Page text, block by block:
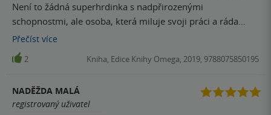
Není to žádná superhrdinka s nadpřirozenými
schopnostmi, ale osoba, která miluje svoji práci a ráda
pomáhá všem lidem kolem sebe. Působí opravdu velmi
skutečně a přirozeně. Vyšetřování případu se prolíná s
kapitolami, kdy sledujeme jednání a příběh vraha. Takto
nejsou nedořešené. Tento díl byl nejdelší a možná proto mi
připadal trochu zdlouhavý a moc popisný. Celkově ale opět
Přečíst více
2 Kniha, Edice Knihy Omega, 2019, 9788075850195
NADĚŽDA MALÁ
registrovaný uživatel